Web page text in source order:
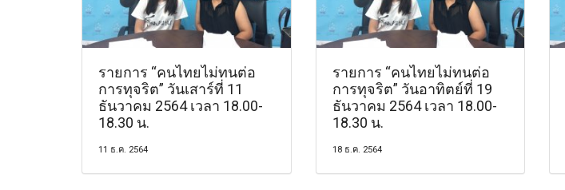
รายการ “คนไทยไม่ทนต่อ
การทุจริต” วันเสาร์ที่ 11
ธันวาคม 2564 เวลา 18.00-
18.30 น.
11 ธ.ค. 2564
รายการ “คนไทยไม่ทนต่อ
การทุจริต” วันอาทิตย์ที่ 19
ธันวาคม 2564 เวลา 18.00-
18.30 น.
18 ธ.ค. 2564